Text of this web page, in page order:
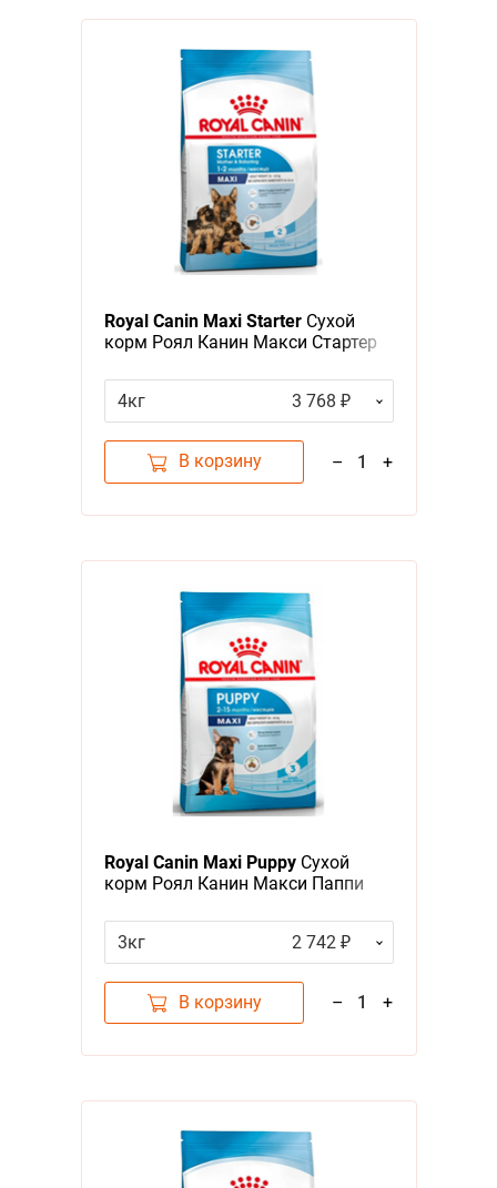
Royal Canin Maxi StarterСухой
корм Роял Канин Макси Стартер
месяцев
4кг 3 768 ₽
В корзину – 1 +
Royal Canin Maxi PuppyСухой
корм Роял Канин Макси Паппи
возрасте от 2 до 15 месяцев
3кг 2 742 ₽
В корзину – 1 +